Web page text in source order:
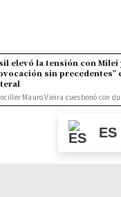
elevó la tensión con Milei
sin precedentes”
Mauro Vieira cuestionó con
ES